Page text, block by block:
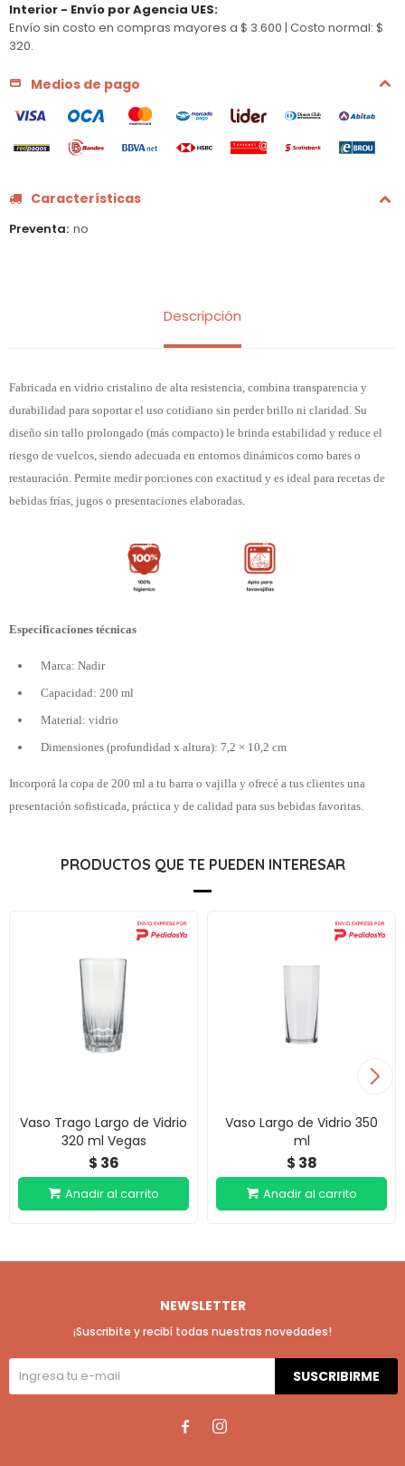
Interior - Envío por Agencia UES:
Envío sin costo en compras mayores a $ 3.600 | Costo normal: $
320.
Medios de pago
Características
Preventa no
Descripción
Fabricada en vidrio cristalino de alta resistencia, combina transparencia y
durabilidad para soportar el uso cotidiano sin perder brillo ni claridad. Su
diseño sin tallo prolongado (más compacto) le brinda estabilidad y reduce el
riesgo de vuelcos, siendo adecuada en entornos dinámicos como bares o
restauración. Permite medir porciones con exactitud y es ideal para recetas de
bebidas frías, jugos o presentaciones elaboradas.
Especificaciones técnicas
Marca: Nadir
Capacidad: 200 ml
Material: vidrio
Dimensiones (profundidad x altura): 7,2 × 10,2 cm
Incorporá la copa de 200 ml a tu barra o vajilla y ofrecé a tus clientes una
presentación sofisticada, práctica y de calidad para sus bebidas favoritas.
PRODUCTOS QUE TE PUEDEN INTERESAR
Vaso Trago Largo de Vidrio
320 ml Vegas
$ 36
Vaso Largo de Vidrio 350
ml
$ 38
NEWSLETTER
¡Suscribite y recibí todas nuestras novedades!
SUSCRIBIRME
 